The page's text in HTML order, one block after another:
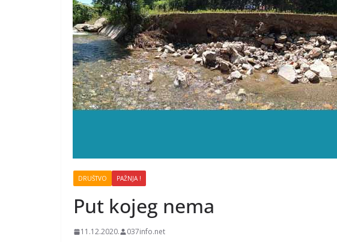
DRUŠTVO PAŽNJA !
Put kojeg nema
11.12.2020. 037info.net